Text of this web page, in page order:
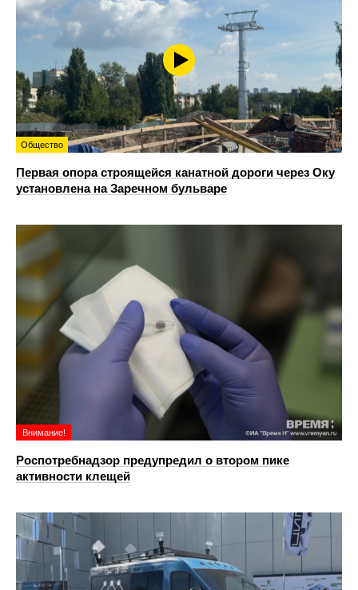
Общество
Первая опора строящейся канатной дороги через Оку
установлена на Заречном бульваре
Внимание!
Роспотребнадзор предупредил о втором пике
активности клещей